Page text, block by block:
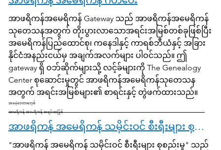
အာဖရိကန်အမေရိကန် Gateway သည် အာဖရိကန်အမေရိကန်
သုတေသနအတွက် တိုးပွားလာသောအရင်းအမြစ်တစ်ခုဖြစ်ပြီး
အမေရိကန်ပြည်ထောင်စု၊ ကနေဒါနှင့် ကာရစ်ဘီယံနှင့် အခြား
နိုင်ငံအနည်းငယ်မှ အချက်အလက်များ ပါဝင်သည်။ ဤ
gateway ရှိ ဝဘ်ဆိုက်များသို့ လင့်ခ်များကို The Genealogy
Center စုဆောင်းမှုတွင် အာဖရိကန်အမေရိကန်သုတေသန
အတွက် အရင်းအမြစ်များ၏ စာရင်းနှင့် တွဲဖက်ထားသည်။
အခမဲ့ဒေတာဘေ့စ်
အာဖရိကန် အမေရိကန် အရင်းအမြစ်
အာဖရိကန် အမေရိကန် သမိုင်းဝင် စီးရီးများ စုစည်းမှု
"အာဖရိကန် အမေရိကန် သမိုင်းဝင် စီးရီးများ စုစည်းမှု" သည်